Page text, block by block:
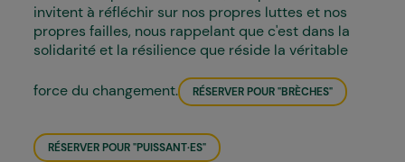
invitent à réfléchir sur nos propres luttes et nos
propres failles, nous rappelant que c'est dans la
solidarité et la résilience que réside la véritable
force du changement. RÉSERVER POUR "BRÈCHES"
RÉSERVER POUR "PUISSANT·ES"